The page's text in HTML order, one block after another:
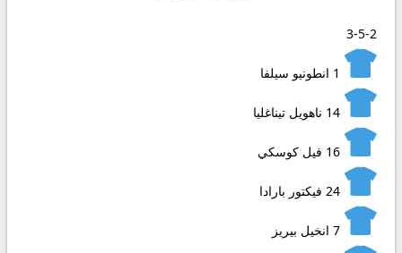
3-5-2
1 انطونيو سيلفا
14 ناهويل تيناغليا
16 فيل كوسكي
24 فيكتور بارادا
7 انخيل بيريز